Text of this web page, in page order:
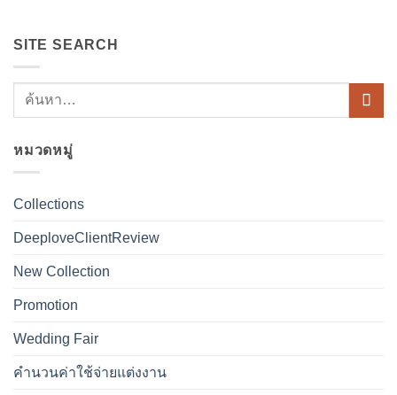
SITE SEARCH
หมวดหมู่
Collections
DeeploveClientReview
New Collection
Promotion
Wedding Fair
คำนวนค่าใช้จ่ายแต่งงาน